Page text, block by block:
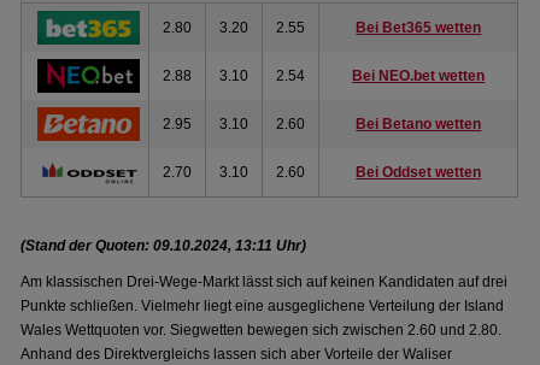
2.80 3.20 2.55 Bei Bet365 wetten
2.88 3.10 2.54 Bei NEO.bet wetten
2.95 3.10 2.60 Bei Betano wetten
2.70 3.10 2.60 Bei Oddset wetten
(Stand der Quoten: 09.10.2024, 13:11 Uhr)
Am klassischen Drei-Wege-Markt lässt sich auf keinen Kandidaten auf drei
Punkte schließen. Vielmehr liegt eine ausgeglichene Verteilung der Island
Wales Wettquoten vor. Siegwetten bewegen sich zwischen 2.60 und 2.80.
Anhand des Direktvergleichs lassen sich aber Vorteile der Waliser